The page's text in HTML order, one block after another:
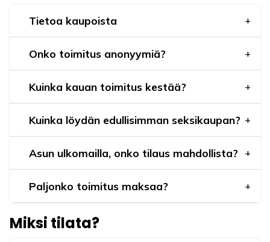
Tietoa kaupoista
Onko toimitus anonyymiä?
Kuinka kauan toimitus kestää?
Kuinka löydän edullisimman seksikaupan?
Asun ulkomailla, onko tilaus mahdollista?
Paljonko toimitus maksaa?
Miksi tilata?